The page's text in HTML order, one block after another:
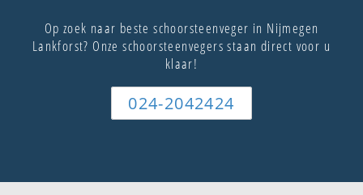
Op zoek naar beste schoorsteenveger in Nijmegen
Lankforst? Onze schoorsteenvegers staan direct voor u
klaar!
024-2042424